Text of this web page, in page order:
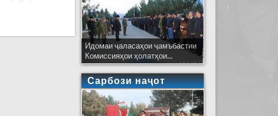
шаҳрвандии Русия
Идомаи ҷаласаҳои ҷамъбастии
Комиссияҳои ҳолатҳои...
Сарбози наҷот